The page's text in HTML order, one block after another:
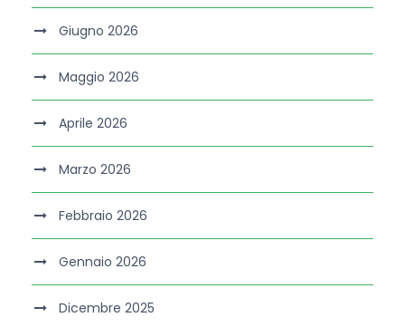
Giugno 2026
Maggio 2026
Aprile 2026
Marzo 2026
Febbraio 2026
Gennaio 2026
Dicembre 2025